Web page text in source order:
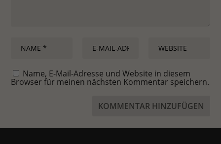
Name, E-Mail-Adresse und Website in diesem
Browser für meinen nächsten Kommentar speichern.